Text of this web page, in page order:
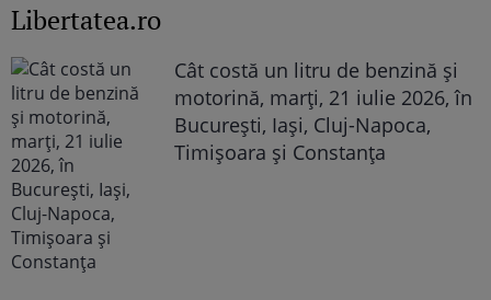
Libertatea.ro
Cât costă un litru de benzină și
motorină, marți, 21 iulie 2026, în
București, Iași, Cluj-Napoca,
Timișoara și Constanța